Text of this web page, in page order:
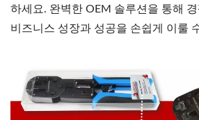
하세요. 완벽한 OEM 솔루션을 통해
비즈니스 성장과 성공을 손쉽게 이룰